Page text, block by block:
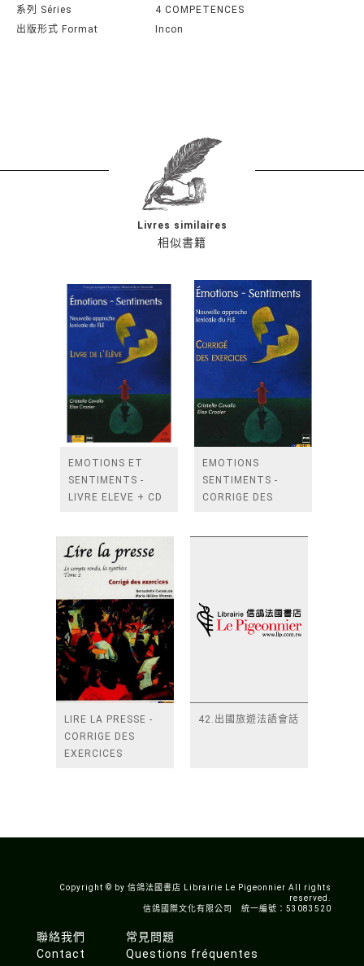
系列 Séries
4 COMPETENCES
出版形式 Format
Incon
相似書籍
Livres similaires
EMOTIONS ET
SENTIMENTS -
LIVRE ELEVE + CD
EMOTIONS
SENTIMENTS -
CORRIGE DES
LIRE LA PRESSE -
CORRIGE DES
EXERCICES
42.出國旅遊法語會話
Copyright © by 信鴿法國書店 Librairie Le Pigeonnier All rights
reserved.
信鴿國際文化有限公司 統一編號：53083520
聯絡我們
Contact
常見問題
Questions fréquentes